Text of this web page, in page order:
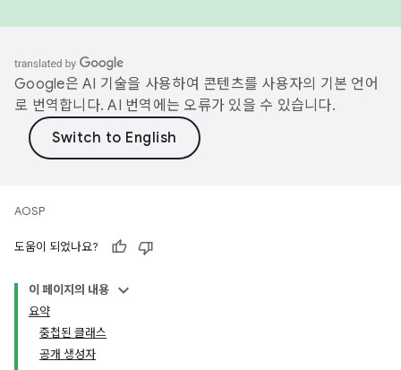
Google은 AI 기술을 사용하여 콘텐츠를 사용자의 기본 언어
로 번역합니다. AI 번역에는 오류가 있을 수 있습니다.
AOSP
도움이 되었나요?
이 페이지의 내용
요약
중첩된 클래스
공개 생성자